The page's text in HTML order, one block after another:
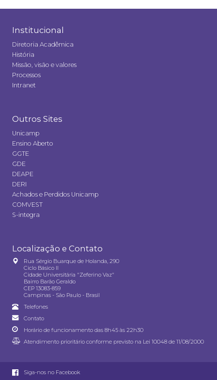
Institucional
Diretoria Acadêmica
História
Missão, visão e valores
Processos
Intranet
Outros Sites
Unicamp
Ensino Aberto
GGTE
GDE
DEAPE
DERI
Achados e Perdidos Unicamp
COMVEST
S-integra
Localização e Contato
Rua Sérgio Buarque de Holanda, 290
Ciclo Básico II
Cidade Universitária "Zeferino Vaz"
Bairro Barão Geraldo
CEP 13083-859
Campinas - São Paulo - Brasil
Telefones
Contato
Horário de funcionamento das 8h45 às 22h30
Atendimento prioritário conforme previsto na Lei 10048 de 11/08/2000
Siga-nos no Facebook